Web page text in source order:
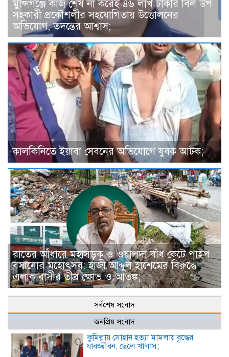
মুন্সিগঞ্জে কাজ শেষ না করেই ৪৬ লাখ টাকার বিল উপ
সহকারী প্রকৌশলীর সহযোগিতায় উত্তোলনের
অভিযোগ, তদন্তের আশ্বাস;
কালকিনিতে ইয়াবা সেবনের অভিযোগে যুবক আটক;
রাতের আঁধারে মহাসড়ক ও ওয়াপদা বাঁধ কেটে পাইপ
বসানোর মহোৎসব: হাজী আব্দুল হাশেমের বিরুদ্ধে
এলাকাবাসীর তীব্র ক্ষোভ ও আতঙ্ক;
সর্বশেষ সংবাদ
জনপ্রিয় সংবাদ
কুমিল্লায় সোহান হত্যা মামলায় বৃদ্ধের
যাবজ্জীবন, ছেলে খালাস;